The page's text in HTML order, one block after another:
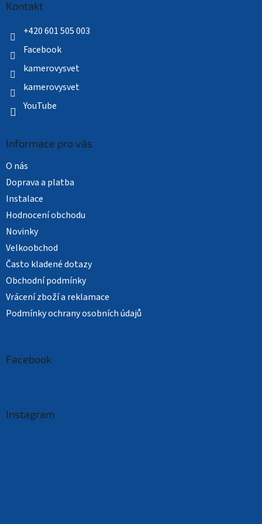
Kontakt
+420 601 505 003
Facebook
kamerovysvet
kamerovysvet
YouTube
Informace pro vás
O nás
Doprava a platba
Instalace
Hodnocení obchodu
Novinky
Velkoobchod
Často kladené dotazy
Obchodní podmínky
Vrácení zboží a reklamace
Podmínky ochrany osobních údajů
Facebook
Instagram